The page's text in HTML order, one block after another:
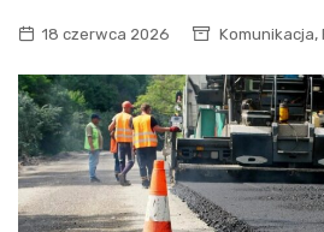
18 czerwca 2026 Komunikacja,